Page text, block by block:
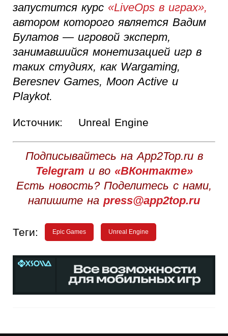
запустится курс «LiveOps в играх»,
автором которого является Вадим
Булатов — игровой эксперт,
занимавшийся монетизацией игр в
таких студиях, как Wargaming,
Beresnev Games, Moon Active и
Playkot.
Источник: Unreal Engine
Подписывайтесь на App2Top.ru в
Telegram и во «ВКонтакте»
Есть новость? Поделитесь с нами,
напишите на press@app2top.ru
Теги: Epic Games Unreal Engine